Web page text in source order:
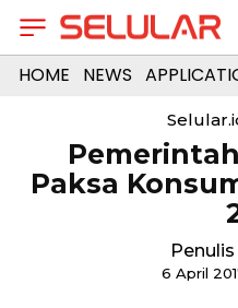
HOME NEWS
Paksa
Penulis
6 April